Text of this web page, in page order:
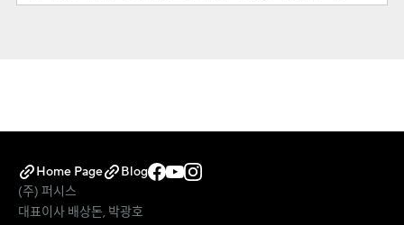
(주) 퍼시스
대표이사 배상돈, 박광호
Home Page Blog